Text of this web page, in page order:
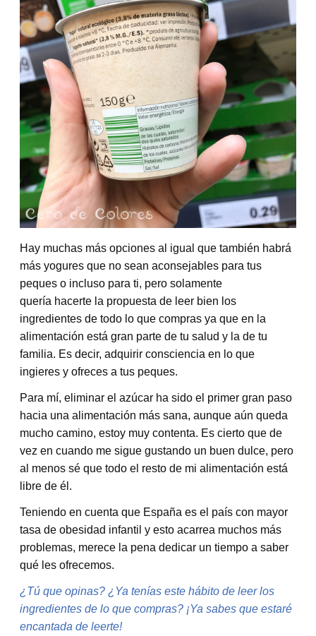
Hay muchas más opciones al igual que también habrá
más yogures que no sean aconsejables para tus
peques o incluso para ti, pero solamente
quería hacerte la propuesta de leer bien los
ingredientes de todo lo que compras ya que en la
alimentación está gran parte de tu salud y la de tu
familia. Es decir, adquirir consciencia en lo que
ingieres y ofreces a tus peques.
Para mí, eliminar el azúcar ha sido el primer gran paso
hacia una alimentación más sana, aunque aún queda
mucho camino, estoy muy contenta. Es cierto que de
vez en cuando me sigue gustando un buen dulce, pero
al menos sé que todo el resto de mi alimentación está
libre de él.
Teniendo en cuenta que España es el país con mayor
tasa de obesidad infantil y esto acarrea muchos más
problemas, merece la pena dedicar un tiempo a saber
qué les ofrecemos.
¿Tú que opinas? ¿Ya tenías este hábito de leer los
ingredientes de lo que compras? ¡Ya sabes que estaré
encantada de leerte!